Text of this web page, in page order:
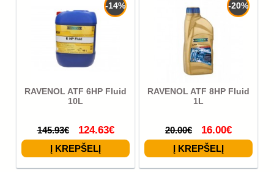
-14%
RAVENOL ATF 6HP Fluid
10L
145.93€ 124.63€
-20%
RAVENOL ATF 8HP Fluid
1L
20.00€ 16.00€